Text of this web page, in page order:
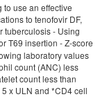
use an effective
to tenofovir DF,
tuberculosis - Using
T69 insertion - Z-score
laboratory values
count (ANC) less
count less than
x ULN and *CD4 cell